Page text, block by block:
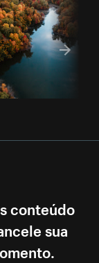
conteúdo
sua